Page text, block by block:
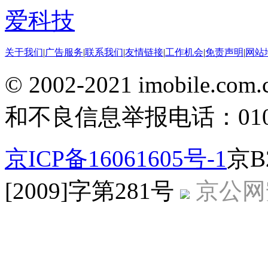
爱科技
关于我们|广告服务|联系我们|友情链接|工作机会|免责声明|网站
© 2002-2021
和不良信息举报电话：
京ICP备16061605号-1 京
[2009]字第281号
京公